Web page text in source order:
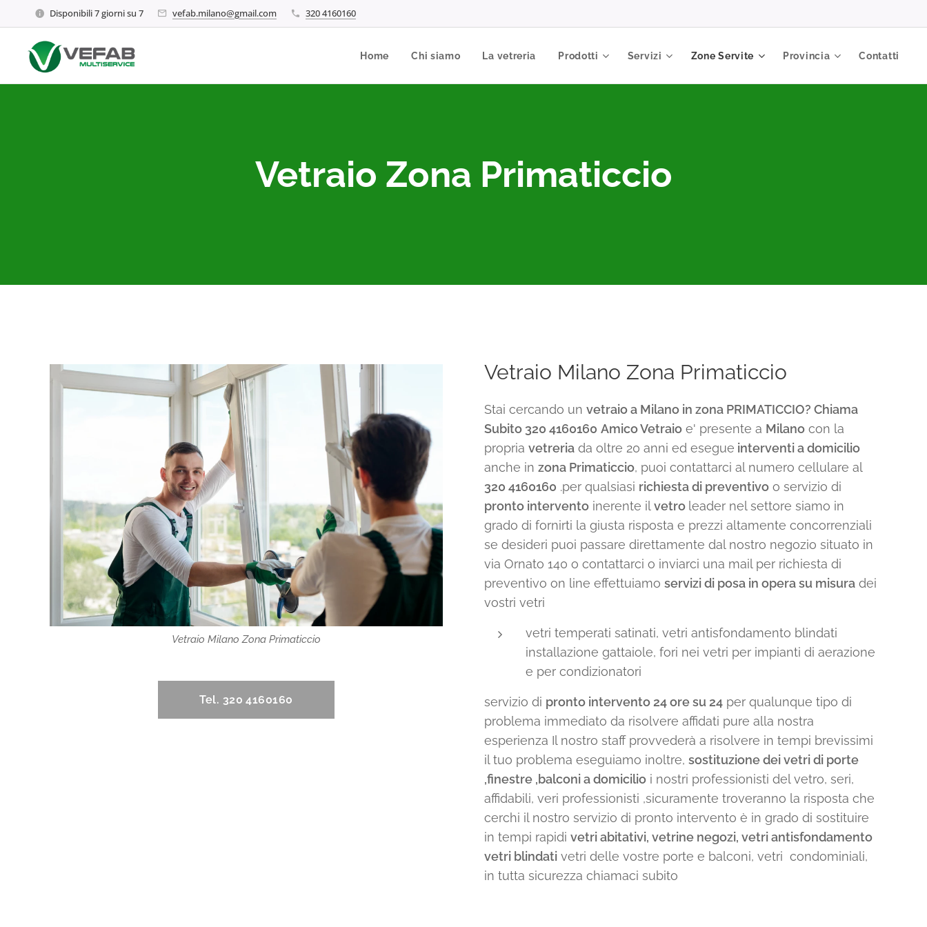
Disponibili 7 giorni su 7 vefab.milano@gmail.com 320 4160160
Home Chi siamo La vetreria Prodotti Servizi Zone Servite Provincia Contatti
Vetraio Zona Primaticcio
Vetraio Milano Zona Primaticcio
Tel. 320 4160160
Vetraio Milano Zona Primaticcio
Stai cercando un vetraio a Milano in zona PRIMATICCIO? Chiama
Subito 320 4160160 Amico Vetraio e' presente a Milano con la
propria vetreria da oltre 20 anni ed esegue interventi a domicilio
anche in zona Primaticcio, puoi contattarci al numero cellulare al
320 4160160 .per qualsiasi richiesta di preventivo o servizio di
pronto intervento inerente ilvetro leader nel settore siamo in
grado di fornirti la giusta risposta e prezzi altamente concorrenziali
se desideri puoi passare direttamente dal nostro negozio situato in
via Ornato 140 o contattarci o inviarci una mail per richiesta di
preventivo on line effettuiamo servizi di posa in opera su misura dei
vostri vetri
vetri temperati satinati, vetri antisfondamento blindati
installazione gattaiole, fori nei vetri per impianti di aerazione
e per condizionatori
servizio di pronto intervento 24 ore su 24 per qualunque tipo di
problema immediato da risolvere affidati pure alla nostra
esperienza Il nostro staff provvederà a risolvere in tempi brevissimi
il tuo problema eseguiamo inoltre, sostituzione dei vetri di porte
,finestre ,balconi a domicilio i nostri professionisti del vetro, seri,
affidabili, veri professionisti ,sicuramente troveranno la risposta che
cerchi il nostro servizio di pronto intervento è in grado di sostituire
in tempi rapidi vetri abitativi, vetrine negozi, vetri antisfondamento
vetri blindati vetri delle vostre porte e balconi, vetri condominiali,
in tutta sicurezza chiamaci subito